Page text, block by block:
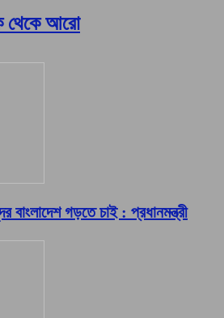
থেকে আরো
বাংলাদেশ গড়তে চাই : প্রধানমন্ত্রী